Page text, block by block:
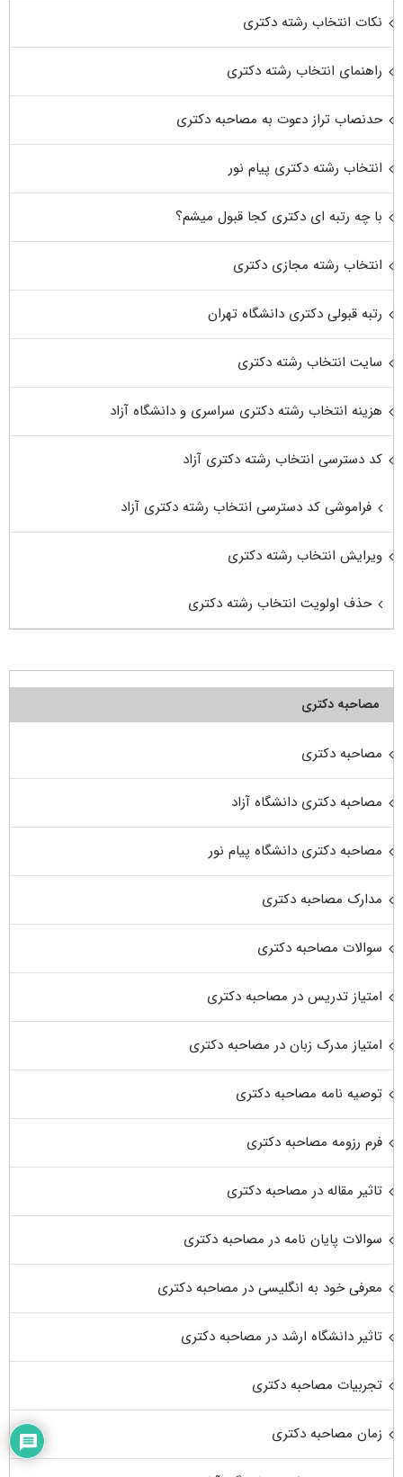
نکات انتخاب رشته دکتری
راهنمای انتخاب رشته دکتری
حدنصاب تراز دعوت به مصاحبه دکتری
انتخاب رشته دکتری پیام نور
با چه رتبه ای دکتری کجا قبول میشم؟
انتخاب رشته مجازی دکتری
رتبه قبولی دکتری دانشگاه تهران
سایت انتخاب رشته دکتری
هزینه انتخاب رشته دکتری سراسری و دانشگاه آزاد
کد دسترسی انتخاب رشته دکتری آزاد
فراموشی کد دسترسی انتخاب رشته دکتری آزاد
ویرایش انتخاب رشته دکتری
حذف اولویت انتخاب رشته دکتری
مصاحبه دکتری
مصاحبه دکتری
مصاحبه دکتری دانشگاه آزاد
مصاحبه دکتری دانشگاه پیام نور
مدارک مصاحبه دکتری
سوالات مصاحبه دکتری
امتیاز تدریس در مصاحبه دکتری
امتیاز مدرک زبان در مصاحبه دکتری
توصیه نامه مصاحبه دکتری
فرم رزومه مصاحبه دکتری
تاثیر مقاله در مصاحبه دکتری
سوالات پایان نامه در مصاحبه دکتری
معرفی خود به انگلیسی در مصاحبه دکتری
تاثیر دانشگاه ارشد در مصاحبه دکتری
تجربیات مصاحبه دکتری
زمان مصاحبه دکتری